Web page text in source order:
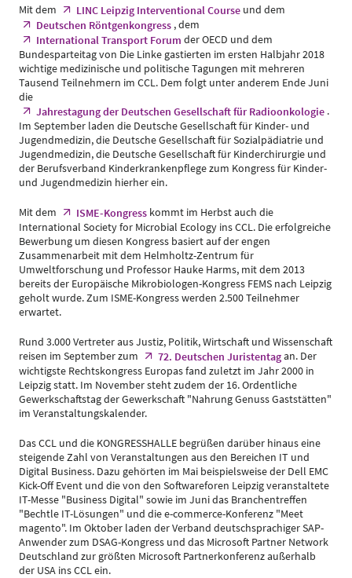
Mit dem LINC Leipzig Interventional Courseund dem
Deutschen Röntgenkongress, dem
International Transport Forum der OECD und dem
Bundesparteitag von Die Linke gastierten im ersten Halbjahr 2018
wichtige medizinische und politische Tagungen mit mehreren
Tausend Teilnehmern im CCL. Dem folgt unter anderem Ende Juni
die
Jahrestagung der Deutschen Gesellschaft für Radioonkologie.
Im September laden die Deutsche Gesellschaft für Kinder- und
Jugendmedizin, die Deutsche Gesellschaft für Sozialpädiatrie und
Jugendmedizin, die Deutsche Gesellschaft für Kinderchirurgie und
der Berufsverband Kinderkrankenpflege zum Kongress für Kinder-
und Jugendmedizin hierher ein.
Mit dem ISME-Kongresskommt im Herbst auch die
International Society for Microbial Ecology ins CCL. Die erfolgreiche
Bewerbung um diesen Kongress basiert auf der engen
Zusammenarbeit mit dem Helmholtz-Zentrum für
Umweltforschung und Professor Hauke Harms, mit dem 2013
bereits der Europäische Mikrobiologen-Kongress FEMS nach Leipzig
geholt wurde. Zum ISME-Kongress werden 2.500 Teilnehmer
erwartet.
Rund 3.000 Vertreter aus Justiz, Politik, Wirtschaft und Wissenschaft
reisen im September zum
72. Deutschen Juristentagan. Der
wichtigste Rechtskongress Europas fand zuletzt im Jahr 2000 in
Leipzig statt. Im November steht zudem der 16. Ordentliche
Gewerkschaftstag der Gewerkschaft "Nahrung Genuss Gaststätten"
im Veranstaltungskalender.
Das CCL und die KONGRESSHALLE begrüßen darüber hinaus eine
steigende Zahl von Veranstaltungen aus den Bereichen IT und
Digital Business. Dazu gehörten im Mai beispielsweise der Dell EMC
Kick-Off Event und die von den Softwareforen Leipzig veranstaltete
IT-Messe "Business Digital" sowie im Juni das Branchentreffen
"Bechtle IT-Lösungen" und die e-commerce-Konferenz "Meet
magento". Im Oktober laden der Verband deutschsprachiger SAP-
Anwender zum DSAG-Kongress und das Microsoft Partner Network
Deutschland zur größten Microsoft Partnerkonferenz außerhalb
der USA ins CCL ein.